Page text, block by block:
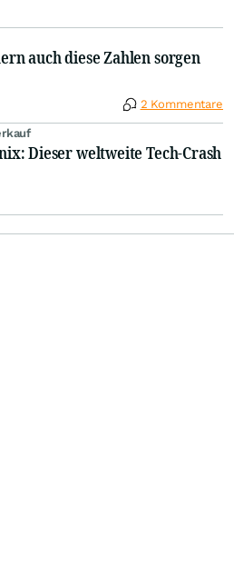
auch diese Zahlen sorgen
2 Kommentare
Dieser weltweite Tech-Crash